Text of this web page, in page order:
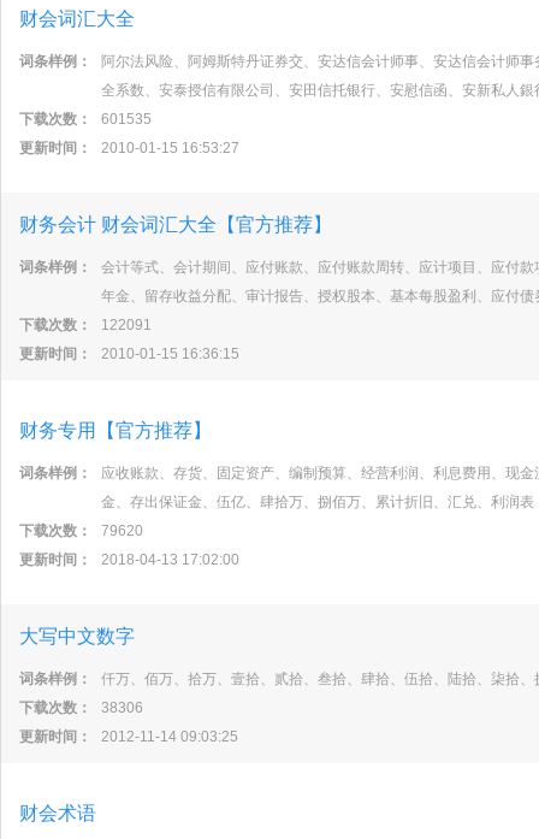
财会词汇大全
词条样例：
阿尔法风险、阿姆斯特丹证券交、安达信会计师事、安达信会计师
全系数、安泰授信有限公司、安田信托银行、安慰信函、安新私人
下载次数：
601535
更新时间：
2010-01-15 16:53:27
财务会计 财会词汇大全【官方推荐】
词条样例：
会计等式、会计期间、应付账款、应付账款周转、应计项目、应付
年金、留存收益分配、审计报告、授权股本、基本每股盈利、应付
下载次数：
122091
更新时间：
2010-01-15 16:36:15
财务专用【官方推荐】
词条样例：
应收账款、存货、固定资产、编制预算、经营利润、利息费用、现
金、存出保证金、伍亿、肆拾万、捌佰万、累计折旧、汇兑、利润表
下载次数：
79620
更新时间：
2018-04-13 17:02:00
大写中文数字
词条样例：
仟万、佰万、拾万、壹拾、贰拾、叁拾、肆拾、伍拾、陆拾、柒拾
下载次数：
38306
更新时间：
2012-11-14 09:03:25
财会术语